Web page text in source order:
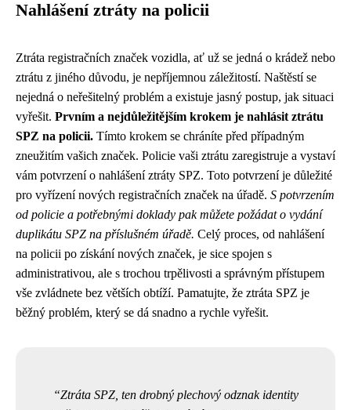
Nahlášení ztráty na policii
Ztráta registračních značek vozidla, ať už se jedná o krádež nebo
ztrátu z jiného důvodu, je nepříjemnou záležitostí. Naštěstí se
nejedná o neřešitelný problém a existuje jasný postup, jak situaci
vyřešit. Prvním a nejdůležitějším krokem je nahlásit ztrátu
SPZ na policii. Tímto krokem se chráníte před případným
zneužitím vašich značek. Policie vaši ztrátu zaregistruje a vystaví
vám potvrzení o nahlášení ztráty SPZ. Toto potvrzení je důležité
pro vyřízení nových registračních značek na úřadě. S potvrzením
od policie a potřebnými doklady pak můžete požádat o vydání
duplikátu SPZ na příslušném úřadě. Celý proces, od nahlášení
na policii po získání nových značek, je sice spojen s
administrativou, ale s trochou trpělivosti a správným přístupem
vše zvládnete bez větších obtíží. Pamatujte, že ztráta SPZ je
běžný problém, který se dá snadno a rychle vyřešit.
Ztráta SPZ, ten drobný plechový odznak identity